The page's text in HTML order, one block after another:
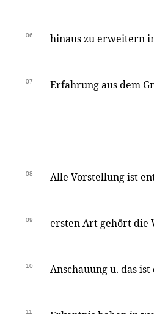
06 hinaus zu erweitern
07 Erfahrung aus dem
08 Alle Vorstellung ist
09 ersten Art gehört die
10 Anschauung u. das
11